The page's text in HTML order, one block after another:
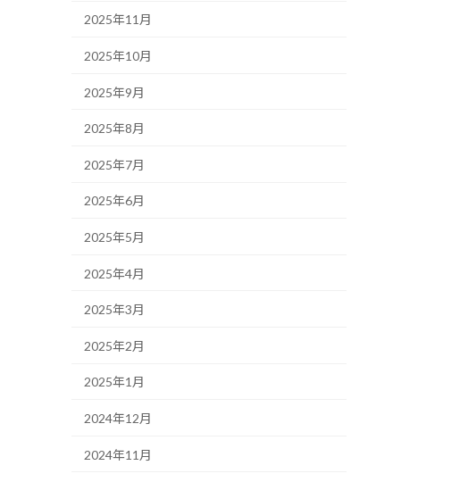
2025年11月
2025年10月
2025年9月
2025年8月
2025年7月
2025年6月
2025年5月
2025年4月
2025年3月
2025年2月
2025年1月
2024年12月
2024年11月